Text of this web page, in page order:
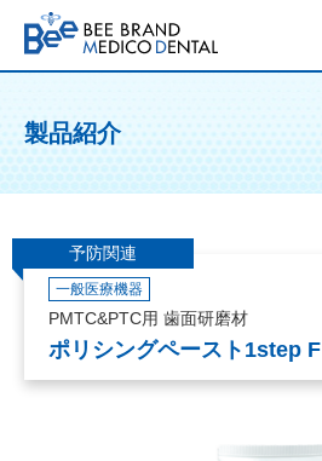
製品紹介
予防関連
一般医療機器
PMTC&PTC用 歯面研磨材
ポリシングペースト1step F